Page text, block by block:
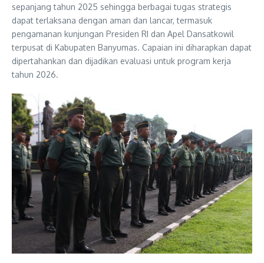
sepanjang tahun 2025 sehingga berbagai tugas strategis
dapat terlaksana dengan aman dan lancar, termasuk
pengamanan kunjungan Presiden RI dan Apel Dansatkowil
terpusat di Kabupaten Banyumas. Capaian ini diharapkan dapat
dipertahankan dan dijadikan evaluasi untuk program kerja
tahun 2026.